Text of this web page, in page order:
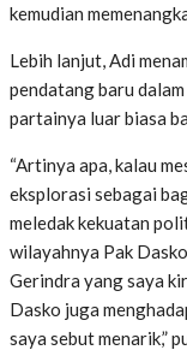
kemudian
Lebih lanjut, Adi
pendatang baru
partainya luar biasa
“Artinya apa, kalau
eksplorasi sebagai
meledak kekuatan
wilayahnya Pak
Gerindra yang saya
Dasko juga
saya sebut menarik,”